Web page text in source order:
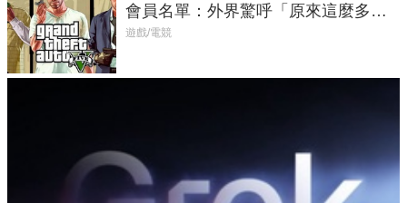
會員名單：外界驚呼「原來這麼多人
在開掛！」
遊戲/電競